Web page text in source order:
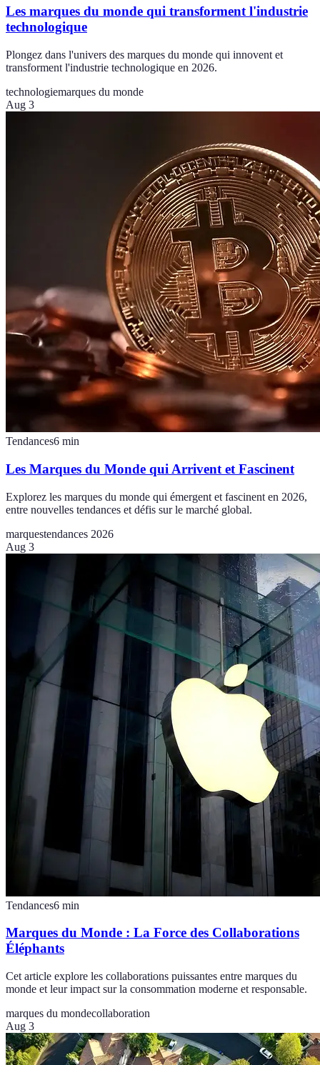
Les marques du monde qui transforment l'industrie
technologique
Plongez dans l'univers des marques du monde qui innovent et
transforment l'industrie technologique en 2026.
technologiemarques du monde
Aug 3
Tendances6 min
Les Marques du Monde qui Arrivent et Fascinent
Explorez les marques du monde qui émergent et fascinent en 2026,
entre nouvelles tendances et défis sur le marché global.
marquestendances 2026
Aug 3
Tendances6 min
Marques du Monde : La Force des Collaborations
Éléphants
Cet article explore les collaborations puissantes entre marques du
monde et leur impact sur la consommation moderne et responsable.
marques du mondecollaboration
Aug 3